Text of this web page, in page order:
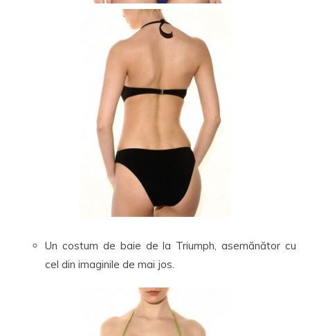
Un costum de baie de la Triumph, asemănător cu
cel din imaginile de mai jos.